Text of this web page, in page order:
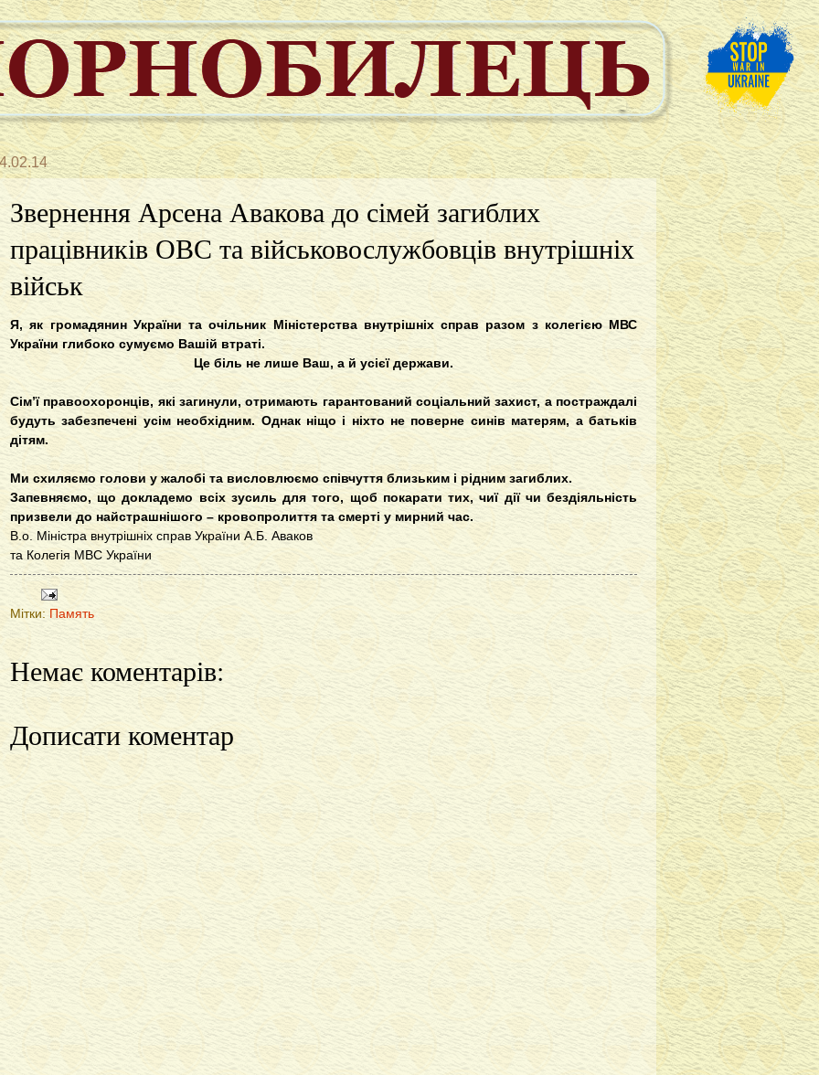
Звернення Арсена Авакова до сімей загиблих
працівників ОВС та військовослужбовців внутрішніх
військ
Я, як громадянин України та очільник Міністерства внутрішніх справ разом з колегією МВС
України глибоко сумуємо Вашій втраті.
Це біль не лише Ваш, а й усієї держави.
Сім’ї правоохоронців, які загинули, отримають гарантований соціальний захист, а постраждалі
будуть забезпечені усім необхідним. Однак ніщо і ніхто не поверне синів матерям, а батьків
дітям.
Ми схиляємо голови у жалобі та висловлюємо співчуття близьким і рідним загиблих.
Запевняємо, що докладемо всіх зусиль для того, щоб покарати тих, чиї дії чи бездіяльність
призвели до найстрашнішого – кровопролиття та смерті у мирний час.
В.о. Міністра внутрішніх справ України А.Б. Аваков
та Колегія МВС України
Мітки: Память
Немає коментарів:
Дописати коментар